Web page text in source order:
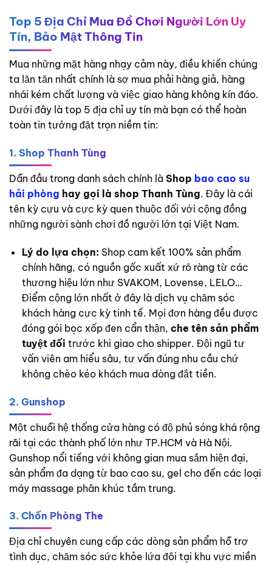
Top 5 Địa Chỉ Mua Đồ Chơi Người Lớn Uy
Tín, Bảo Mật Thông Tin
Mua những mặt hàng nhạy cảm này, điều khiến chúng
ta lăn tăn nhất chính là sợ mua phải hàng giả, hàng
nhái kém chất lượng và việc giao hàng không kín đáo.
Dưới đây là top 5 địa chỉ uy tín mà bạn có thể hoàn
toàn tin tưởng đặt trọn niềm tin:
1. Shop Thanh Tùng
Dẫn đầu trong danh sách chính là Shop bao cao su
hải phòng hay gọi là shop Thanh Tùng. Đây là cái
tên kỳ cựu và cực kỳ quen thuộc đối với cộng đồng
những người sành chơi đồ người lớn tại Việt Nam.
Lý do lựa chọn: Shop cam kết 100% sản phẩm
chính hãng, có nguồn gốc xuất xứ rõ ràng từ các
thương hiệu lớn như SVAKOM, Lovense, LELO…
Điểm cộng lớn nhất ở đây là dịch vụ chăm sóc
khách hàng cực kỳ tinh tế. Mọi đơn hàng đều được
đóng gói bọc xốp đen cẩn thận, che tên sản phẩm
tuyệt đối trước khi giao cho shipper. Đội ngũ tư
vấn viên am hiểu sâu, tư vấn đúng nhu cầu chứ
không chèo kéo khách mua dòng đắt tiền.
2. Gunshop
Một chuỗi hệ thống cửa hàng có độ phủ sóng khá rộng
rãi tại các thành phố lớn như TP.HCM và Hà Nội.
Gunshop nổi tiếng với không gian mua sắm hiện đại,
sản phẩm đa dạng từ bao cao su, gel cho đến các loại
máy massage phân khúc tầm trung.
3. Chốn Phòng The
Địa chỉ chuyên cung cấp các dòng sản phẩm hỗ trợ
tình dục, chăm sóc sức khỏe lứa đôi tại khu vực miền